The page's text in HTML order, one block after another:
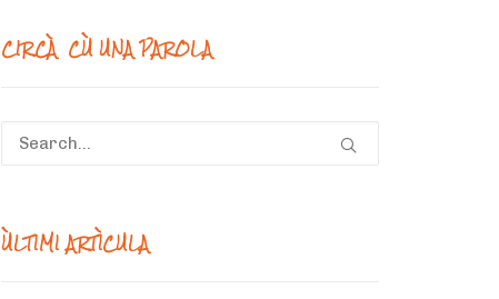
CIRCÀ CÙ UNA PAROLA
ÙLTIMI ARTÌCULA